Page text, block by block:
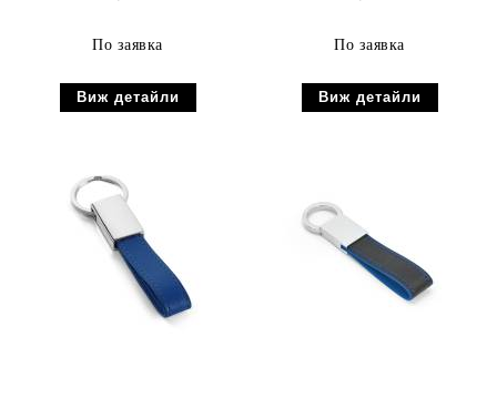
По заявка
Виж детайли
По заявка
Виж детайли